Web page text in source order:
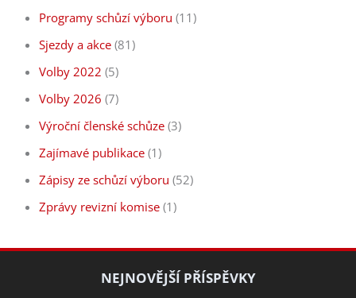
Programy schůzí výboru (11)
Sjezdy a akce (81)
Volby 2022 (5)
Volby 2026 (7)
Výroční členské schůze (3)
Zajímavé publikace (1)
Zápisy ze schůzí výboru (52)
Zprávy revizní komise (1)
NEJNOVĚJŠÍ PŘÍSPĚVKY